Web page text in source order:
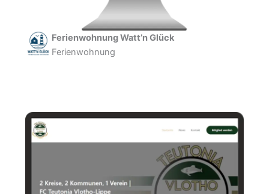
Ferienwohnung Watt’n Glück
Ferienwohnung